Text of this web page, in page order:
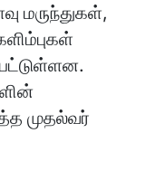
மருந்துகள்,
முதல்வர்